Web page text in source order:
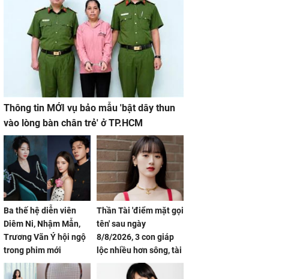
Thông tin MỚI vụ bảo mẫu 'bật dây thun
vào lòng bàn chân trẻ' ở TP.HCM
Ba thế hệ diễn viên
Diêm Ni, Nhậm Mẫn,
Trương Vãn Ý hội ngộ
trong phim mới
Thần Tài 'điểm mặt gọi
tên' sau ngày
8/8/2026, 3 con giáp
lộc nhiều hơn sông, tài
vận sáng như trăng
Rằm, chính thức hết